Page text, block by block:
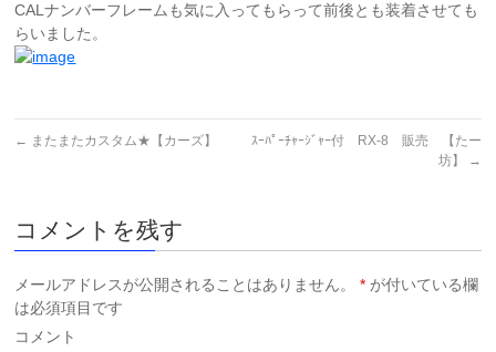
CALナンバーフレームも気に入ってもらって前後とも装着させても
らいました。
← またまたカスタム★【カーズ】
ｽｰﾊﾟｰﾁｬｰｼﾞｬｰ付 RX-8 販売 【たー
坊】
→
コメントを残す
メールアドレスが公開されることはありません。 * が付いている欄
は必須項目です
コメント